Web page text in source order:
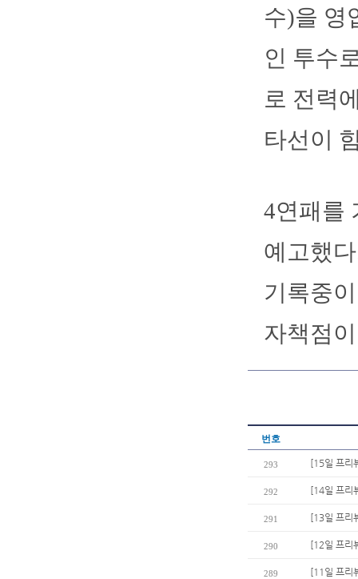
수)을 영
인 투수
로 전력
타선이
4연패를
예고했
기록중
자책점
번호
293 [15일 프리
292 [14일 프리
291 [13일 프리
290 [12일 프리
289 [11일 프리